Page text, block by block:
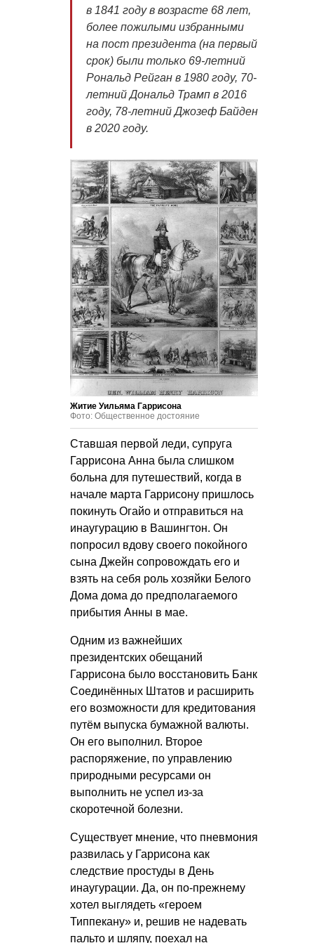
в 1841 году в возрасте 68 лет,
более пожилыми избранными
на пост президента (на первый
срок) были только 69-летний
Рональд Рейган в 1980 году, 70-
летний Дональд Трамп в 2016
году, 78-летний Джозеф Байден
в 2020 году.
Житие Уильяма Гаррисона
Фото: Общественное достояние
Ставшая первой леди, супруга
Гаррисона Анна была слишком
больна для путешествий, когда в
начале марта Гаррисону пришлось
покинуть Огайо и отправиться на
инаугурацию в Вашингтон. Он
попросил вдову своего покойного
сына Джейн сопровождать его и
взять на себя роль хозяйки Белого
Дома дома до предполагаемого
прибытия Анны в мае.
Одним из важнейших
президентских обещаний
Гаррисона было восстановить Банк
Соединённых Штатов и расширить
его возможности для кредитования
путём выпуска бумажной валюты.
Он его выполнил. Второе
распоряжение, по управлению
природными ресурсами он
выполнить не успел из-за
скоротечной болезни.
Существует мнение, что пневмония
развилась у Гаррисона как
следствие простуды в День
инаугурации. Да, он по-прежнему
хотел выглядеть «героем
Типпекану» и, решив не надевать
пальто и шляпу, поехал на